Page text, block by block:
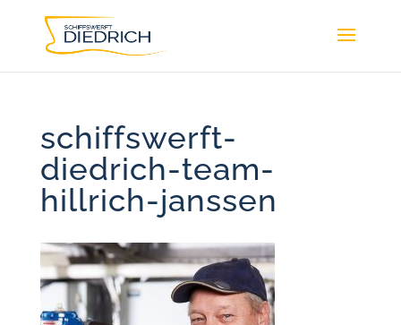
schiffswerft-
diedrich-team-
hillrich-janssen